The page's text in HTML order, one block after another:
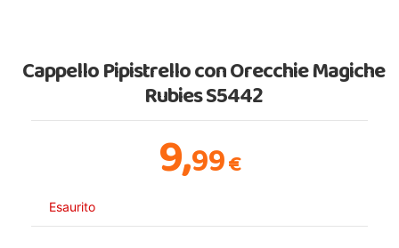
Cappello Pipistrello con Orecchie Magiche
Rubies S5442
9,99€
Esaurito